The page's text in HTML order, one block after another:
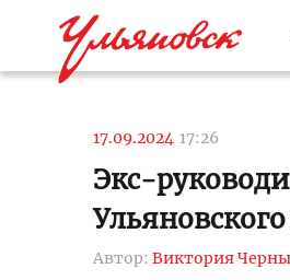
17.09.2024 17:26
Экс-
Автор: Виктория